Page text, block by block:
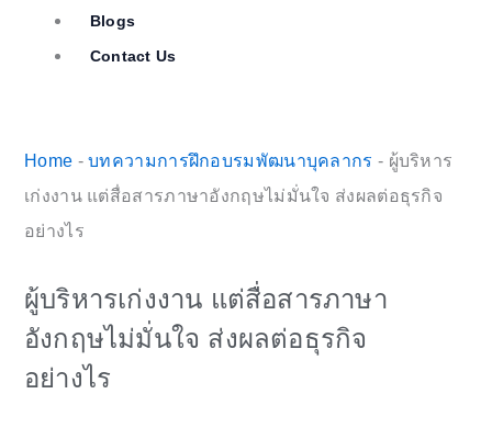
Blogs
Contact Us
Home -บทความการฝึกอบรมพัฒนาบุคลากร - ผู้บริหาร
เก่งงาน แต่สื่อสารภาษาอังกฤษไม่มั่นใจ ส่งผลต่อธุรกิจ
อย่างไร
ผู้บริหารเก่งงาน แต่สื่อสารภาษา
อังกฤษไม่มั่นใจ ส่งผลต่อธุรกิจ
อย่างไร